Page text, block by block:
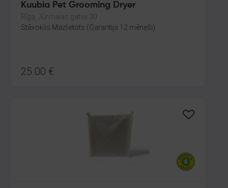
Kuubia Pet Grooming Dryer
Rīga, Jūrmalas gatve 30
Stāvoklis Mazlietots (Garantija 12 mēneši)
25.00 €